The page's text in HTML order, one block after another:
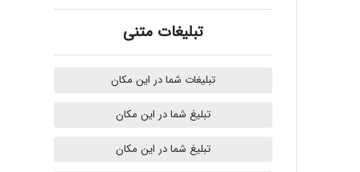
ilhan200
تبلیغات متنی
تبلیغات شما در این مکان
تبلیغ شما در این مکان
تبلیغ شما در این مکان